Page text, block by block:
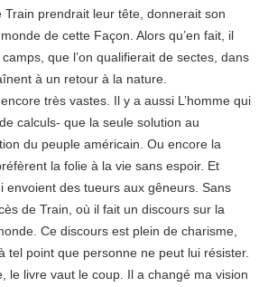
prendrait leur tête, donnerait son
de cette Façon. Alors qu’en fait, il
que l’on qualifierait de sectes, dans
à un retour à la nature.
très vastes. Il y a aussi L’homme qui
calculs- que la seule solution au
du peuple américain. Ou encore la
la folie à la vie sans espoir. Et
envoient des tueurs aux gêneurs. Sans
de Train, où il fait un discours sur la
Ce discours est plein de charisme,
tel point que personne ne peut lui résister.
le livre vaut le coup. Il a changé ma vision